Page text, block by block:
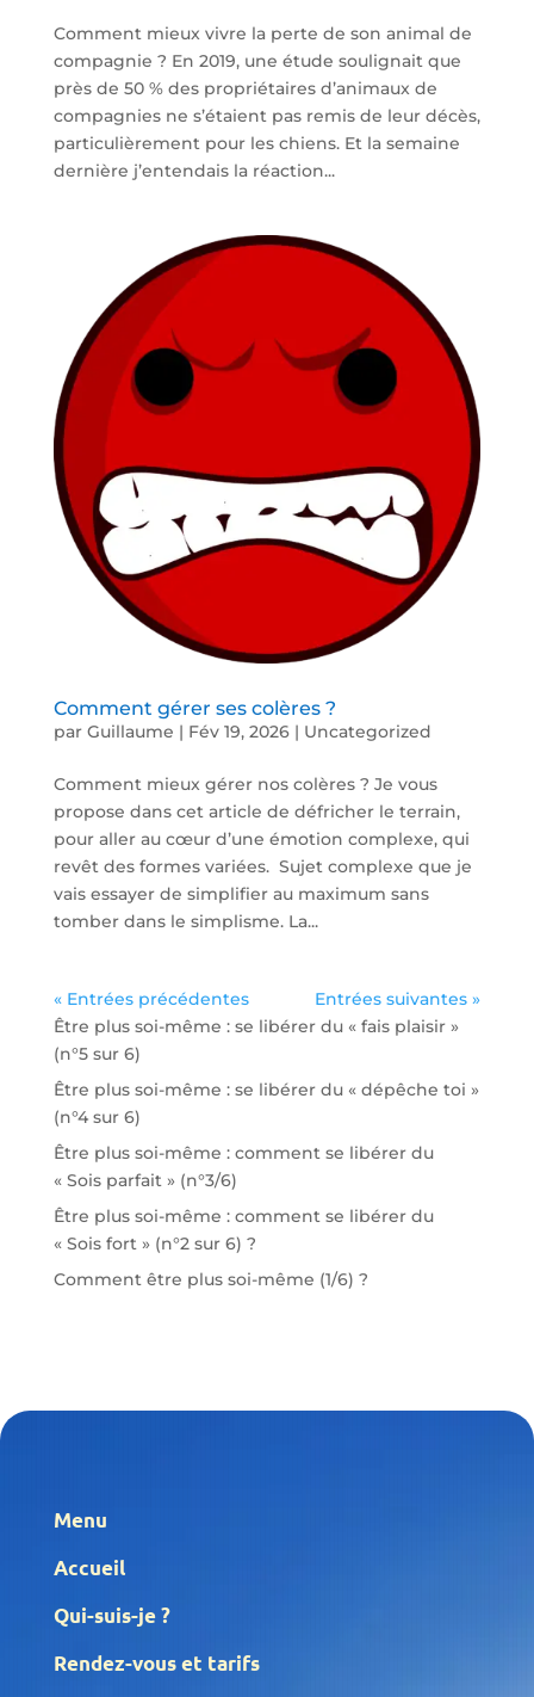
Comment mieux vivre la perte de son animal de
compagnie ? En 2019, une étude soulignait que
près de 50 % des propriétaires d’animaux de
compagnies ne s’étaient pas remis de leur décès,
particulièrement pour les chiens. Et la semaine
dernière j’entendais la réaction...
Comment gérer ses colères ?
par Guillaume | Fév 19, 2026| Uncategorized
Comment mieux gérer nos colères ? Je vous
propose dans cet article de défricher le terrain,
pour aller au cœur d’une émotion complexe, qui
revêt des formes variées. Sujet complexe que je
vais essayer de simplifier au maximum sans
tomber dans le simplisme. La...
« Entrées précédentes
Entrées suivantes »
Être plus soi-même : se libérer du « fais plaisir »
(n°5 sur 6)
Être plus soi-même : se libérer du « dépêche toi »
(n°4 sur 6)
Être plus soi-même : comment se libérer du
« Sois parfait » (n°3/6)
Être plus soi-même : comment se libérer du
« Sois fort » (n°2 sur 6) ?
Comment être plus soi-même (1/6) ?
Menu
Accueil
Qui-suis-je ?
Rendez-vous et tarifs